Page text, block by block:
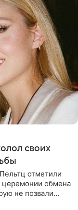
своих
отметили
церемонии обмена
не позвали